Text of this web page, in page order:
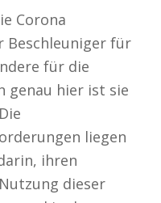
Corona
Beschleuniger für
für die
genau hier ist sie
liegen
ihren
dieser